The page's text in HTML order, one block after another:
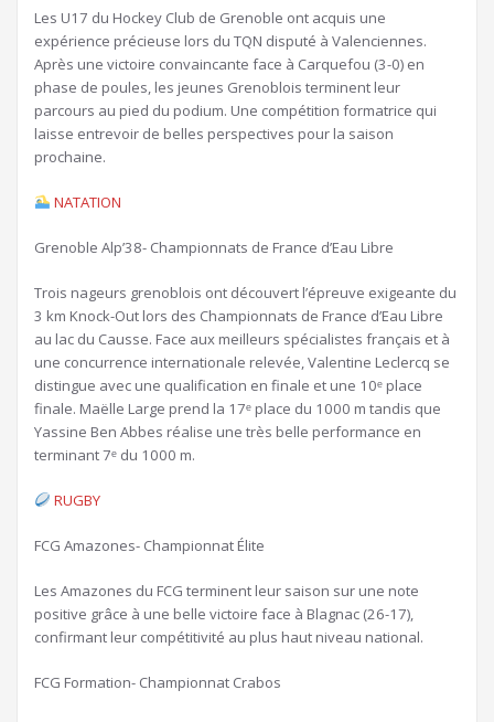
Les U17 du Hockey Club de Grenoble ont acquis une
expérience précieuse lors du TQN disputé à Valenciennes.
Après une victoire convaincante face à Carquefou (3-0) en
phase de poules, les jeunes Grenoblois terminent leur
parcours au pied du podium. Une compétition formatrice qui
laisse entrevoir de belles perspectives pour la saison
prochaine.
NATATION
Grenoble Alp’38- Championnats de France d’Eau Libre
Trois nageurs grenoblois ont découvert l’épreuve exigeante du
3 km Knock-Out lors des Championnats de France d’Eau Libre
au lac du Causse. Face aux meilleurs spécialistes français et à
une concurrence internationale relevée, Valentine Leclercq se
distingue avec une qualification en finale et une 10ᵉ place
finale. Maëlle Large prend la 17ᵉ place du 1000 m tandis que
Yassine Ben Abbes réalise une très belle performance en
terminant 7ᵉ du 1000 m.
RUGBY
FCG Amazones- Championnat Élite
Les Amazones du FCG terminent leur saison sur une note
positive grâce à une belle victoire face à Blagnac (26-17),
confirmant leur compétitivité au plus haut niveau national.
FCG Formation- Championnat Crabos